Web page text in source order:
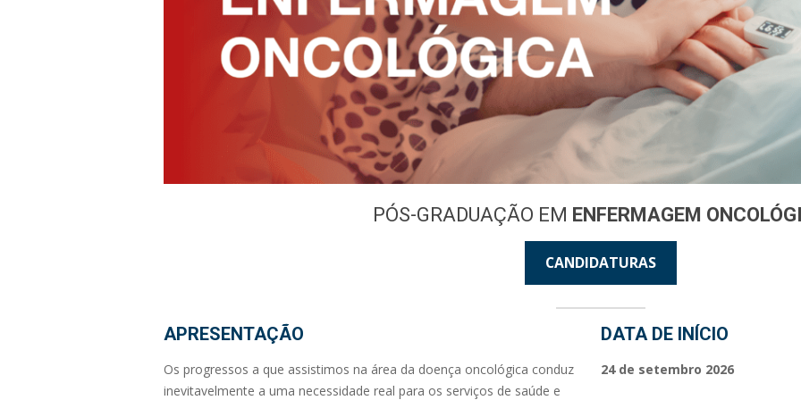
PÓS-GRADUAÇÃO EM ENFERMAGEM
CANDIDATURAS
APRESENTAÇÃO
Os progressos a que assistimos na área da doença oncológica conduz
inevitavelmente a uma necessidade real para os serviços de saúde e
DATA DE INÍCIO
24 de setembro 2026